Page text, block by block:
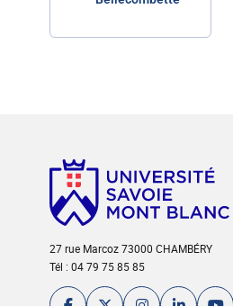
27 rue Marcoz 73000 CHAMBÉRY
Tél : 04 79 75 85 85